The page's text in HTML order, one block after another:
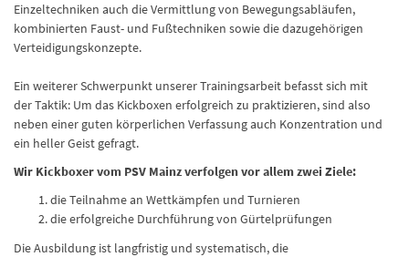
Einzeltechniken auch die Vermittlung von Bewegungsabläufen,
kombinierten Faust- und Fußtechniken sowie die dazugehörigen
Verteidigungskonzepte.
Ein weiterer Schwerpunkt unserer Trainingsarbeit befasst sich mit
der Taktik: Um das Kickboxen erfolgreich zu praktizieren, sind also
neben einer guten körperlichen Verfassung auch Konzentration und
ein heller Geist gefragt.
Wir Kickboxer vom PSV Mainz verfolgen vor allem zwei Ziele:
die Teilnahme an Wettkämpfen und Turnieren
die erfolgreiche Durchführung von Gürtelprüfungen
Die Ausbildung ist langfristig und systematisch, die